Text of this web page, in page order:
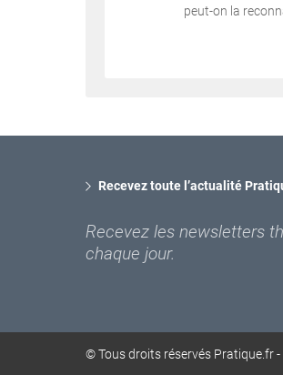
peut-on la
Recevez toute l’actualité
Recevez les newsletters
chaque jour.
© Tous droits réservés Pratique.fr -